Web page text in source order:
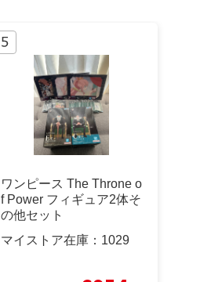
ワンピース The Throne o
f Power フィギュア2体そ
の他セット
マイストア在庫： 1029